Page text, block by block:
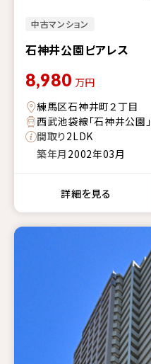
中古マンション
石神井公園ピアレス
8,980 万円
練馬区石神井町２丁目
西武池袋線「石神井公
間取り2LDK
築年月 2002年03月
詳細を見る